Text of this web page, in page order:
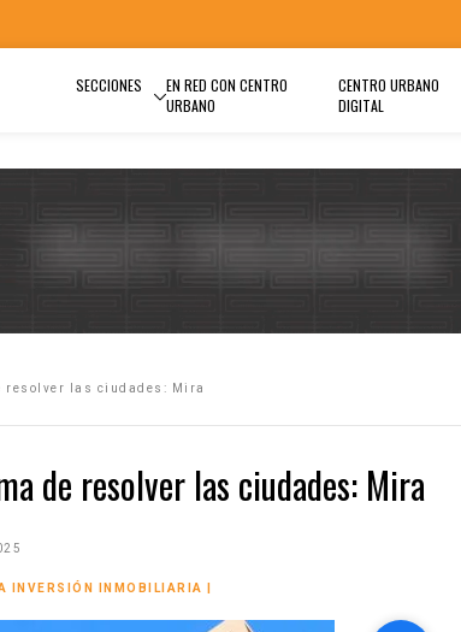
SECCIONES
EN RED CON CENTRO
URBANO
CENTRO URBANO
DIGITAL
resolver las ciudades: Mira
de resolver las ciudades: Mira
INVERSIÓN INMOBILIARIA